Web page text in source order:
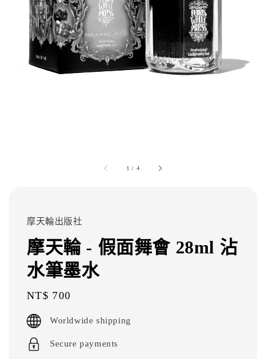
1 / 4
摩天輪出版社
摩天輪 - 假面舞會 28ml 沾
水筆墨水
Regular
price
NT$ 700
Worldwide shipping
Secure payments